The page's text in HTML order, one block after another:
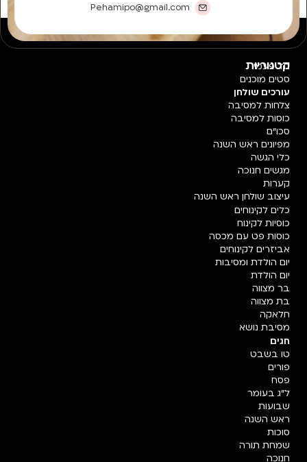
Pehamipo@gmail.com
קטגוריות
חד פעמי
סטים מוכנים
עורכים שולחן
צלחות למסיבה
כוסות למסיבה
סכו"ם
מפיונים ראש השנה
כלי הגשה
מגשים חנוכה
קערות
עיצוב שולחן ראש השנה
כלים לקינוחים
כוסיות לקינוח
כוסות פט עם מכסה
אביזרים לקינוחים
יום הולדת ומסיבות
יום הולדת
בר מצווה
בת מצווה
חלאקה
מסיבת נושא
חגים
טו בשבט
פורים
פסח
ל"ג בעומר
שבועות
ראש השנה
סוכות
שמחת תורה
חנוכה